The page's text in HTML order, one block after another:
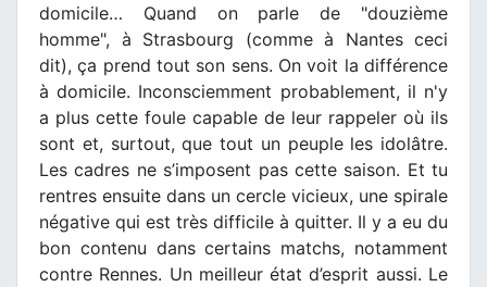
domicile… Quand on parle de "douzième
homme", à Strasbourg (comme à Nantes ceci
dit), ça prend tout son sens. On voit la différence
à domicile. Inconsciemment probablement, il n'y
a plus cette foule capable de leur rappeler où ils
sont et, surtout, que tout un peuple les idolâtre.
Les cadres ne s’imposent pas cette saison. Et tu
rentres ensuite dans un cercle vicieux, une spirale
négative qui est très difficile à quitter. Il y a eu du
bon contenu dans certains matchs, notamment
contre Rennes. Un meilleur état d’esprit aussi. Le